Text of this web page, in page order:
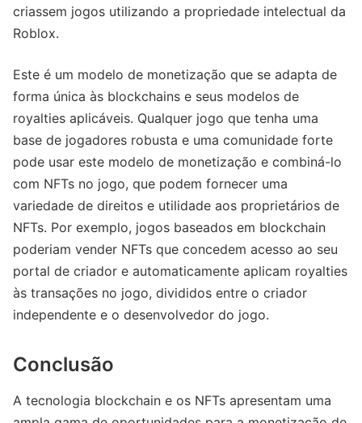
criassem jogos utilizando a propriedade intelectual da
Roblox.
Este é um modelo de monetização que se adapta de
forma única às blockchains e seus modelos de
royalties aplicáveis. Qualquer jogo que tenha uma
base de jogadores robusta e uma comunidade forte
pode usar este modelo de monetização e combiná-lo
com NFTs no jogo, que podem fornecer uma
variedade de direitos e utilidade aos proprietários de
NFTs. Por exemplo, jogos baseados em blockchain
poderiam vender NFTs que concedem acesso ao seu
portal de criador e automaticamente aplicam royalties
às transações no jogo, divididos entre o criador
independente e o desenvolvedor do jogo.
Conclusão
A tecnologia blockchain e os NFTs apresentam uma